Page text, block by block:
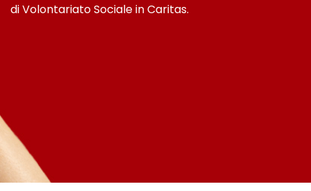
di Volontariato Sociale in Caritas.